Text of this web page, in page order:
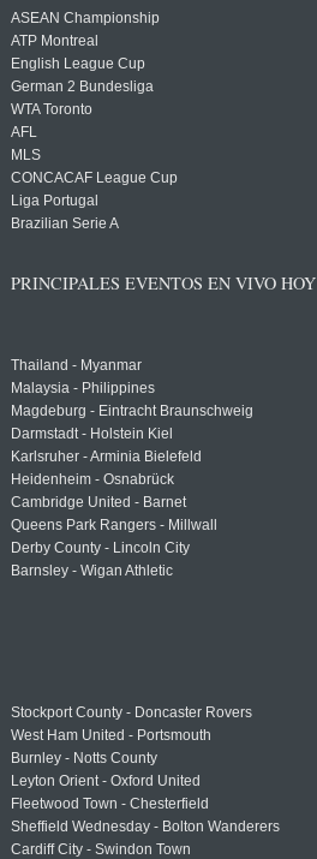
ASEAN Championship
ATP Montreal
English League Cup
German 2 Bundesliga
WTA Toronto
AFL
MLS
CONCACAF League Cup
Liga Portugal
Brazilian Serie A
PRINCIPALES EVENTOS EN VIVO HOY
Thailand - Myanmar
Malaysia - Philippines
Magdeburg - Eintracht Braunschweig
Darmstadt - Holstein Kiel
Karlsruher - Arminia Bielefeld
Heidenheim - Osnabrück
Cambridge United - Barnet
Queens Park Rangers - Millwall
Derby County - Lincoln City
Barnsley - Wigan Athletic
Stockport County - Doncaster Rovers
West Ham United - Portsmouth
Burnley - Notts County
Leyton Orient - Oxford United
Fleetwood Town - Chesterfield
Sheffield Wednesday - Bolton Wanderers
Cardiff City - Swindon Town